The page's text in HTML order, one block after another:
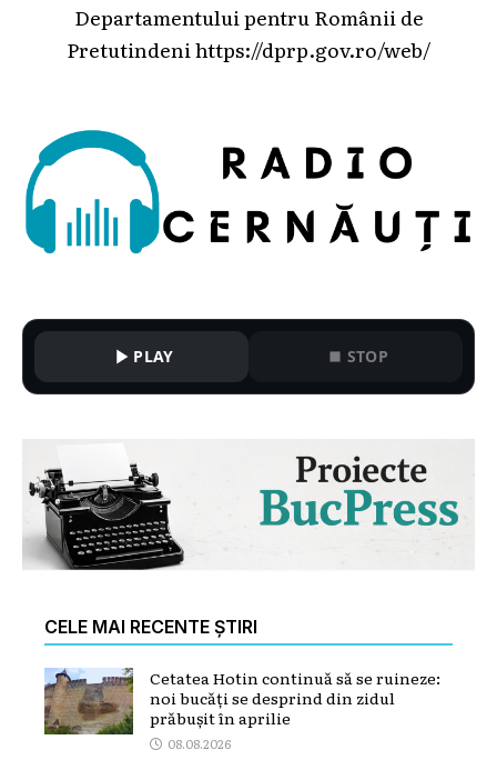
Departamentului pentru Românii de
Pretutindeni https://dprp.gov.ro/web/
PLAY STOP
CELE MAI RECENTE ȘTIRI
Cetatea Hotin continuă să se ruineze:
noi bucăți se desprind din zidul
prăbușit în aprilie
08.08.2026